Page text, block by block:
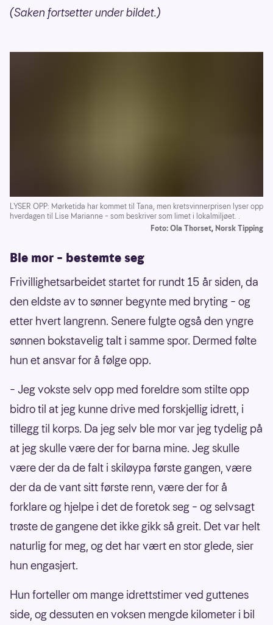
(Saken fortsetter under bildet.)
LYSER OPP: Mørketida har kommet til Tana, men kretsvinnerprisen lyser opp
hverdagen til Lise Marianne – som beskriver som limet i lokalmiljøet. .
Foto: Ola Thorset, Norsk Tipping
Ble mor – bestemte seg
Frivillighetsarbeidet startet for rundt 15 år siden, da
den eldste av to sønner begynte med bryting – og
etter hvert langrenn. Senere fulgte også den yngre
sønnen bokstavelig talt i samme spor. Dermed følte
hun et ansvar for å følge opp.
– Jeg vokste selv opp med foreldre som stilte opp
bidro til at jeg kunne drive med forskjellig idrett, i
tillegg til korps. Da jeg selv ble mor var jeg tydelig på
at jeg skulle være der for barna mine. Jeg skulle
være der da de falt i skiløypa første gangen, være
der da de vant sitt første renn, være der for å
forklare og hjelpe i det de foretok seg – og selvsagt
trøste de gangene det ikke gikk så greit. Det var helt
naturlig for meg, og det har vært en stor glede, sier
hun engasjert.
Hun forteller om mange idrettstimer ved guttenes
side, og dessuten en voksen mengde kilometer i bil